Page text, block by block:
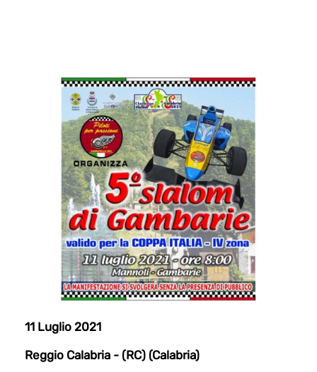
11 Luglio 2021
Reggio Calabria - (RC) (Calabria)